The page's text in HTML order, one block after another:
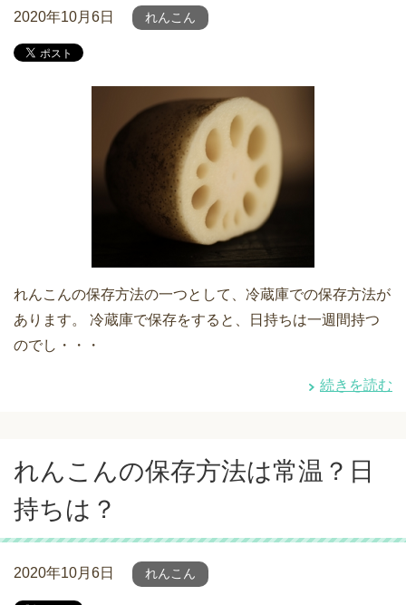
2020年10月6日 れんこん
れんこんの保存方法の一つとして、冷蔵庫での保存方法が
あります。 冷蔵庫で保存をすると、日持ちは一週間持つ
のでし・・・
続きを読む
れんこんの保存方法は常温？日
持ちは？
2020年10月6日 れんこん